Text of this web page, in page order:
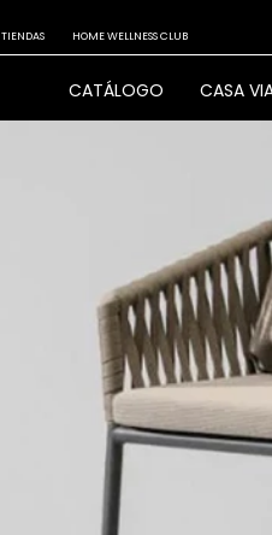
CATÁLOGO CASA
TIENDAS HOME WELLNESS CLUB